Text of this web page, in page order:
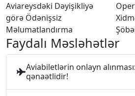
Aviareysdəki Dəyişikliyə
görə Ödənişsiz
Məlumatlandırma
Faydalı Məsləhətlər
Aviabiletlərin onlayn
qənaətlidir!